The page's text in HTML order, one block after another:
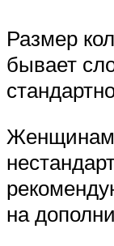
Размер
бывает
на